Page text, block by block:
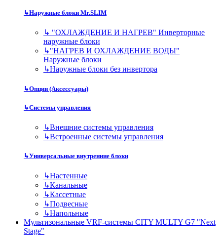
↳Наружные блоки Mr.SLIM
↳ "ОХЛАЖДЕНИЕ И НАГРЕВ" Инверторные
наружные блоки
↳"НАГРЕВ И ОХЛАЖДЕНИЕ ВОДЫ"
Наружные блоки
↳Наружные блоки без инвертора
↳Опции (Аксессуары)
↳Системы управления
↳Внешние системы управления
↳Встроенные системы управления
↳Универсальные внутренние блоки
↳Настенные
↳Канальные
↳Кассетные
↳Подвесные
↳Напольные
Мультизональные VRF-системы CITY MULTY G7 "Next
Stage"